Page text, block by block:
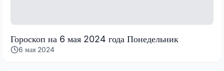
Гороскоп на 6 мая 2024 года Понедельник
6 мая 2024